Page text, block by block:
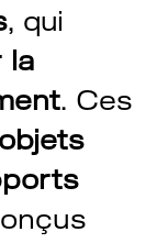
, qui
la
. Ces